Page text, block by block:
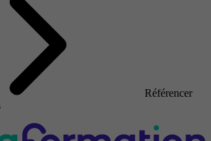
Référencer